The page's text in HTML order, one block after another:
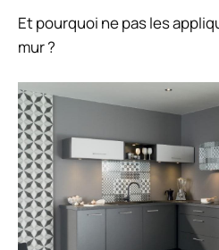
Et pourquoi ne pas les
mur ?